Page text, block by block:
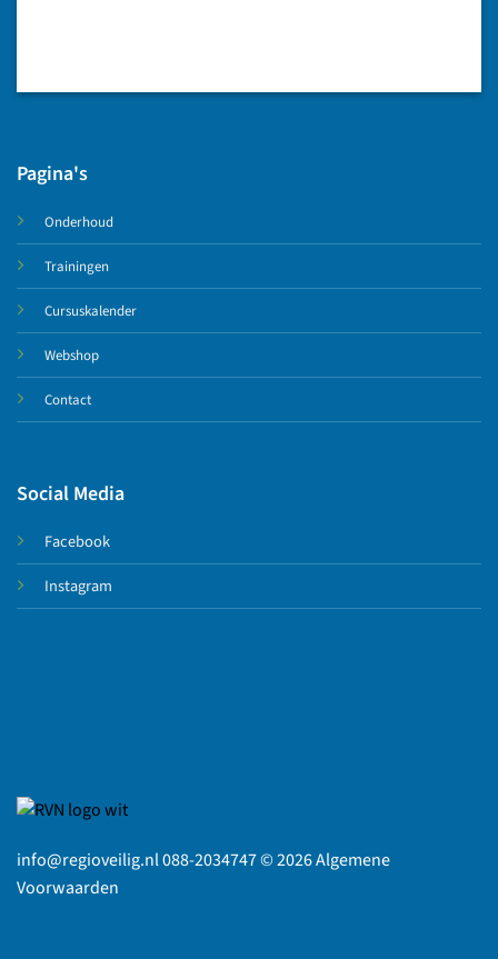
Pagina's
Onderhoud
Trainingen
Cursuskalender
Webshop
Contact
Social Media
Facebook
Instagram
info@regioveilig.nl 088-2034747 © 2026Algemene
Voorwaarden